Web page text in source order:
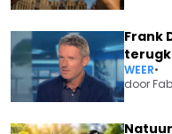
Frank
WEER•
door